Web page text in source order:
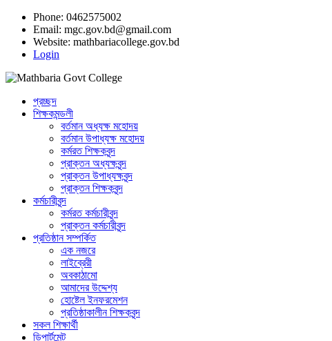
Phone: 0462575002
Email: mgc.gov.bd@gmail.com
Website: mathbariacollege.gov.bd
Login
প্রচ্ছদ
শিক্ষকমন্ডলী
বর্তমান অধ্যক্ষ মহোদয়
বর্তমান ‌উপাধ্যক্ষ মহোদয়
কর্মরত শিক্ষকবৃন্দ
প্রাক্তন অধ্যক্ষবৃন্দ
প্রাক্তন উপাধ্যক্ষবৃন্দ
প্রাক্তন শিক্ষকবৃন্দ
কর্মচারীবৃন্দ
কর্মরত কর্মচারীবৃন্দ
প্রাক্তন কর্মচারীবৃন্দ
প্রতিষ্ঠান সম্পর্কিত
এক নজরে
লাইব্রেরী
অবকাঠামো
আমাদের উদ্দেশ্য
হোষ্টেল ইনফরমেশন
প্রতিষ্ঠাকালীন শিক্ষকবৃন্দ
সকল শিক্ষার্থী
ডিপার্টমেন্ট